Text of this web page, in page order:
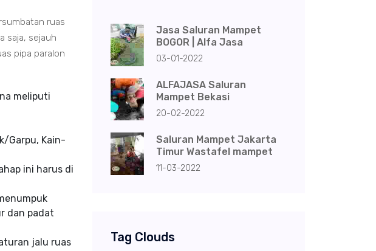
ruas
saja, sejauh
pipa paralon
meliputi
Garpu, Kain-
ini harus di
dan padat
jalu ruas
Jasa Saluran Mampet
BOGOR | Alfa Jasa
03-01-2022
ALFAJASA Saluran
Mampet Bekasi
20-02-2022
Saluran Mampet Jakarta
Timur Wastafel mampet
11-03-2022
Tag Clouds